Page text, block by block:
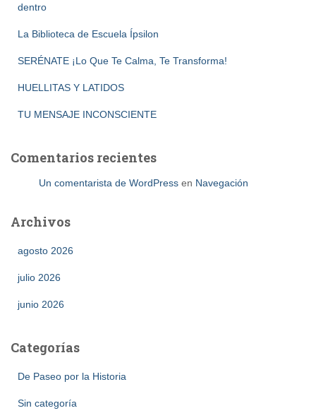
dentro
La Biblioteca de Escuela Ípsilon
SERÉNATE ¡Lo Que Te Calma, Te Transforma!
HUELLITAS Y LATIDOS
TU MENSAJE INCONSCIENTE
Comentarios recientes
Un comentarista de WordPress en Navegación
Archivos
agosto 2026
julio 2026
junio 2026
Categorías
De Paseo por la Historia
Sin categoría